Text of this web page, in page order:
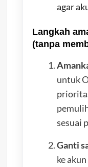
agar
Langkah
(tanpa
untuk
sesuai
Ganti
ke